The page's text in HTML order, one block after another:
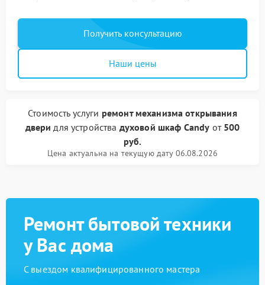
Получить консультацию
Наши цены
Стоимость услуги ремонт механизма открывания
двери для устройства духовой шкаф Candy от 500
руб.
Цена актуальна на текущую дату 06.08.2026
Ремонт бытовой техники
у Вас дома
С выездом квалифицированного мастера